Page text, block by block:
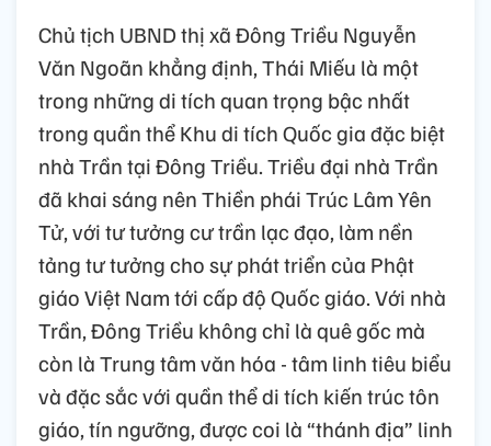
Chủ tịch UBND thị xã Đông Triều Nguyễn
Văn Ngoãn khẳng định, Thái Miếu là một
trong những di tích quan trọng bậc nhất
trong quần thể Khu di tích Quốc gia đặc biệt
nhà Trần tại Đông Triều. Triều đại nhà Trần
đã khai sáng nên Thiền phái Trúc Lâm Yên
Tử, với tư tưởng cư trần lạc đạo, làm nền
tảng tư tưởng cho sự phát triển của Phật
giáo Việt Nam tới cấp độ Quốc giáo. Với nhà
Trần, Đông Triều không chỉ là quê gốc mà
còn là Trung tâm văn hóa - tâm linh tiêu biểu
và đặc sắc với quần thể di tích kiến trúc tôn
giáo, tín ngưỡng, được coi là “thánh địa” linh